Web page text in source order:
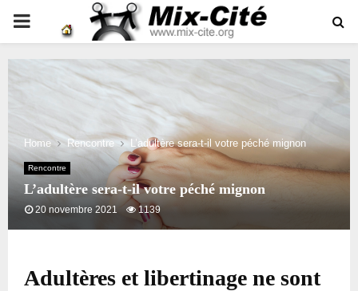
PRIMARY
MENU
Home Rencontre L’adultère sera-t-il votre péché mignon
Rencontre
L’adultère sera-t-il votre péché mignon
20 novembre 2021 1139
Adultères et libertinage ne sont